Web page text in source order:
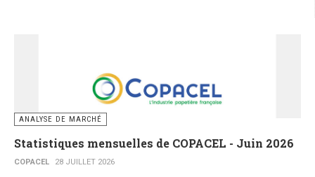
ANALYSE DE MARCHÉ
Statistiques mensuelles de COPACEL - Juin 2026
COPACEL 28 JUILLET 2026